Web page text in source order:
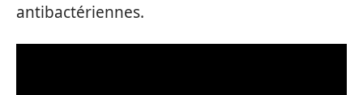
antibactériennes.